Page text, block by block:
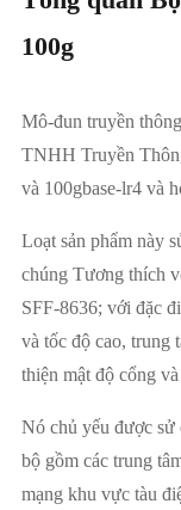
100g
Mô-đun truyền
TNHH Truyền
và 100gbase-lr4 và
Loạt sản phẩm này
chúng Tương thích
SFF-8636; với đặc
và tốc độ cao, trung
thiện mật độ cổng
Nó chủ yếu được sử
bộ gồm các trung
mạng khu vực tàu